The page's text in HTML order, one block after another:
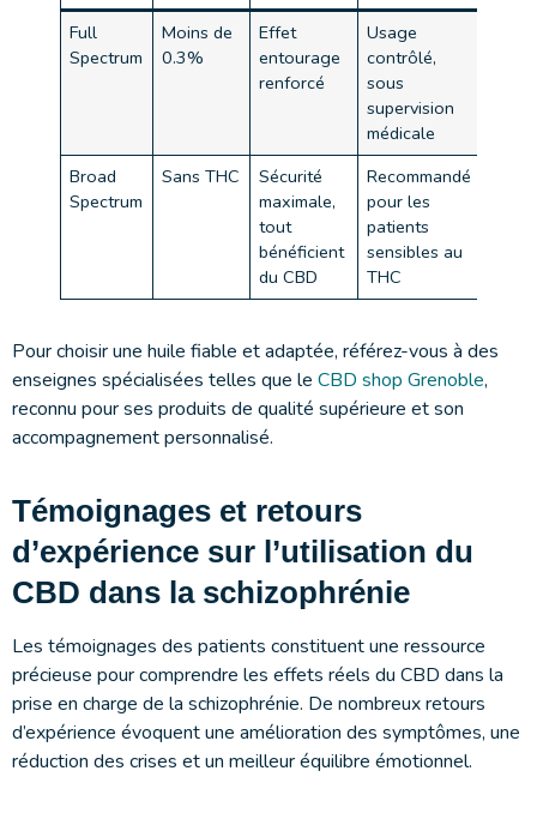
Full
Spectrum
Moins de
0.3%
Effet
entourage
renforcé
Usage
contrôlé,
sous
supervision
médicale
Broad
Spectrum
Sans THC
Sécurité
maximale,
tout
bénéficient
du CBD
Recommandé
pour les
patients
sensibles au
THC
Pour choisir une huile fiable et adaptée, référez-vous à des
enseignes spécialisées telles que le CBD shop Grenoble,
reconnu pour ses produits de qualité supérieure et son
accompagnement personnalisé.
Témoignages et retours
d’expérience sur l’utilisation du
CBD dans la schizophrénie
Les témoignages des patients constituent une ressource
précieuse pour comprendre les effets réels du CBD dans la
prise en charge de la schizophrénie. De nombreux retours
d’expérience évoquent une amélioration des symptômes, une
réduction des crises et un meilleur équilibre émotionnel.